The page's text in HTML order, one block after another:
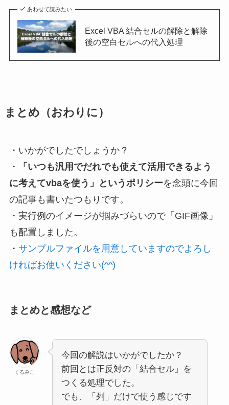
あわせて読みたい
Excel VBA 結合セルの解除と解除
後の空白セルへの代入処理
まとめ （おわりに）
・いかがでしたでしょうか？
・
「いつも汎用でだれでも使えて活用できるよう
に考えてvbaを使う」というポリシーを念頭に今回
の記事も書いたつもりです。
・ 実行例のイメージが掴みづらいので「GIF画像」
も配置しました 。
・ サンプルファイルを用意していますのでよろし
ければお使いください(^^)
まとめと感想など
くるみこ
今回の解説はいかがでしたか？
前回とは正反対の「結合セル」を
つくる処理でした。
でも、「列」だけで使う感じです